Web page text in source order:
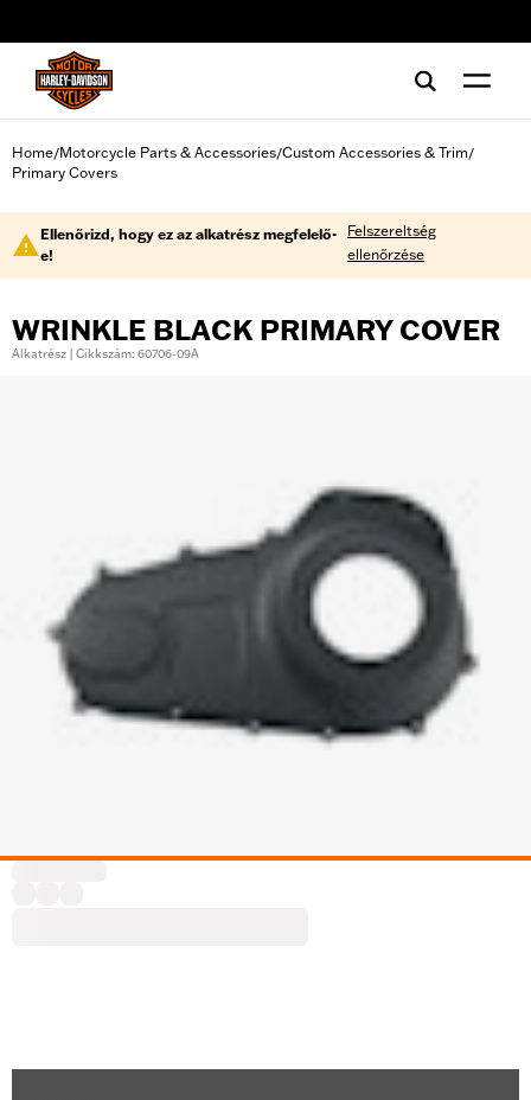
Home/Motorcycle Parts & Accessories/Custom Accessories & Trim/
Primary Covers
Ellenőrizd, hogy ez az alkatrész megfelelő-
e!
Felszereltség
ellenőrzése
WRINKLE BLACK PRIMARY COVER
Alkatrész | Cikkszám: 60706-09A